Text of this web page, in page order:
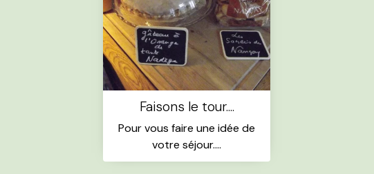
Faisons le tour....
Pour vous faire une idée de
votre séjour....